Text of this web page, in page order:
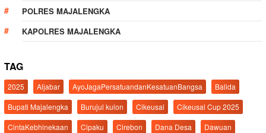
POLRES MAJALENGKA
KAPOLRES MAJALENGKA
TAG
2025 Aljabar AyoJagaPersatuandanKesatuanBangsa
Balida
Bupati Majalengka
Burujul kulon Cikeusal
Cikeusal Cup 2025
CintaKebhinekaan
Cipaku Cirebon Dana Desa
Dawuan